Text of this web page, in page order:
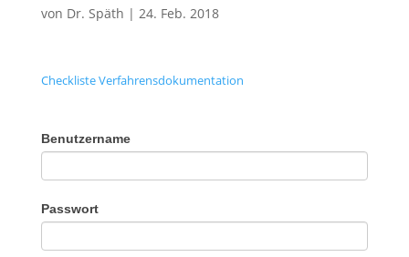
von Dr. Späth | 24. Feb. 2018
Checkliste Verfahrensdokumentation
Benutzername
Passwort